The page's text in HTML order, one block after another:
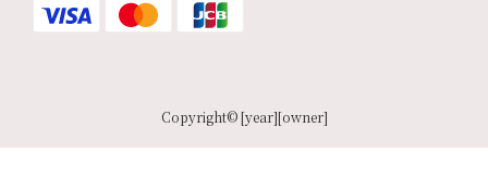
Copyright© [year][owner]